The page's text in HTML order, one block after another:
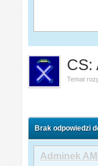
CS:
Temat
Brak odpowiedzi
Adminek